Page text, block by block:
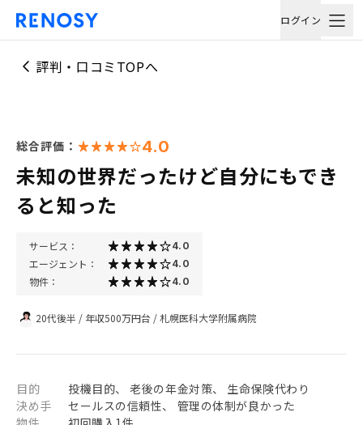
ログイン
評判・口コミTOPへ
総合評価： 4.0
未知の世界だったけど自分にもでき
ると知った
サービス： 4.0
エージェント： 4.0
物件： 4.0
20代後半 / 年収500万円台 /札幌医科大学附属病院
目的
投機目的、 老後の年金対策、 生命保険代わり
決め手
セールスの信頼性、 管理の体制が良かった